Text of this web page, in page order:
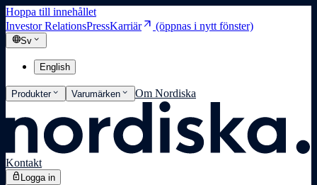
Hoppa till innehållet
Investor RelationsPressKarriärarrow_outward (öppnas i nytt fönster)
languageSv expand_more
English
Produkterexpand_more Varumärken expand_more Om Nordiska
Kontakt
lock Logga in